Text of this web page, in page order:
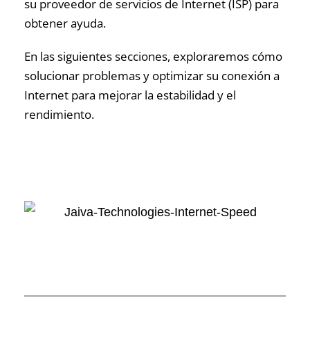
su proveedor de servicios de Internet (ISP) para
obtener ayuda.
En las siguientes secciones, exploraremos cómo
solucionar problemas y optimizar su conexión a
Internet para mejorar la estabilidad y el
rendimiento.